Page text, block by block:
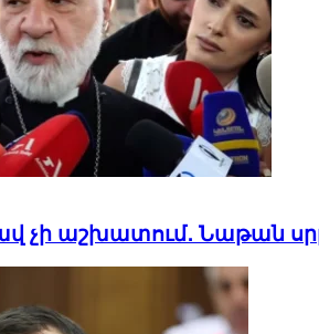
չի աշխատում․ Նաթան